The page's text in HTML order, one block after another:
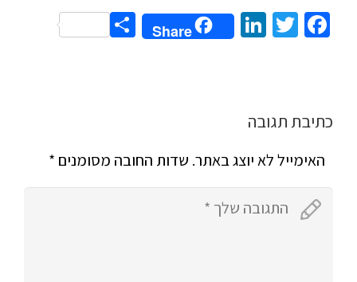
Facebook
Twitter
LinkedIn
Share
Share
כתיבת תגובה
האימייל לא יוצג באתר. שדות החובה מסומנים *